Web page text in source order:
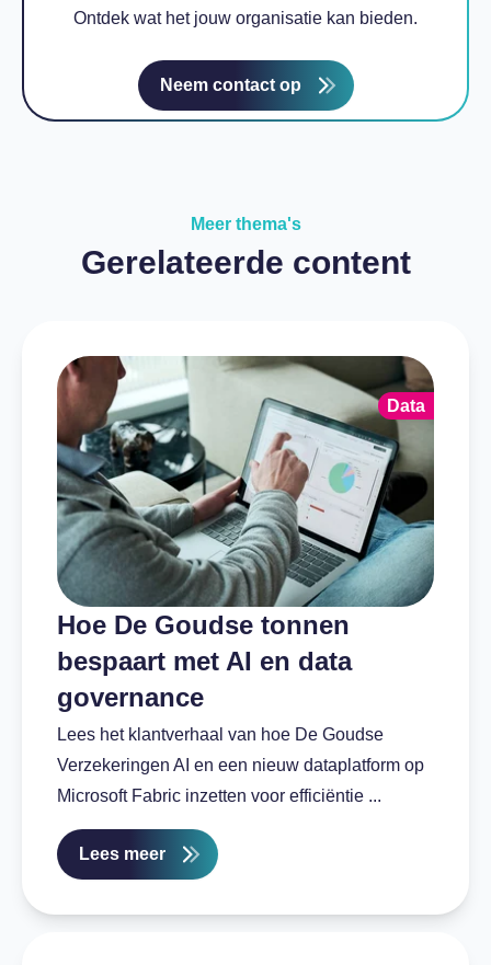
Ontdek wat het jouw organisatie kan bieden.
Neem contact op
Meer thema's
Gerelateerde content
Hoe De Goudse tonnen
bespaart met AI en data
governance
Lees het klantverhaal van hoe De Goudse
Verzekeringen AI en een nieuw dataplatform op
Microsoft Fabric inzetten voor efficiëntie ...
Lees meer
Data